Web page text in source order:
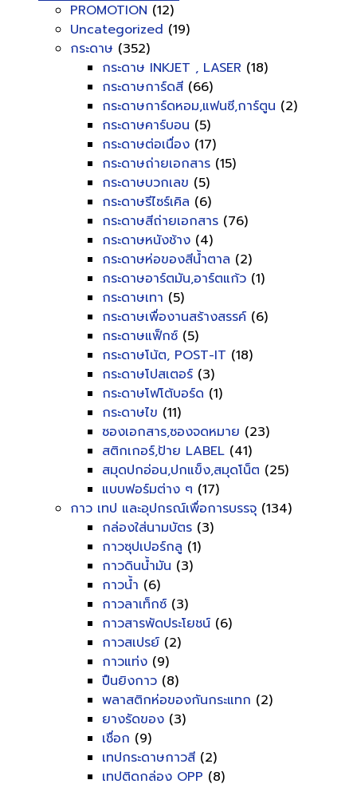
PROMOTION (12)
Uncategorized (19)
กระดาษ (352)
กระดาษ INKJET , LASER (18)
กระดาษการ์ดสี (66)
กระดาษการ์ดหอม,แฟนซี,การ์ตูน (2)
กระดาษคาร์บอน (5)
กระดาษต่อเนื่อง (17)
กระดาษถ่ายเอกสาร (15)
กระดาษบวกเลข (5)
กระดาษรีไซร์เคิล (6)
กระดาษสีถ่ายเอกสาร (76)
กระดาษหนังช้าง (4)
กระดาษห่อของสีน้ำตาล (2)
กระดาษอาร์ตมัน,อาร์ตแก้ว (1)
กระดาษเทา (5)
กระดาษเพื่องานสร้างสรรค์ (6)
กระดาษแฟ็กซ์ (5)
กระดาษโน้ต, POST-IT (18)
กระดาษโปสเตอร์ (3)
กระดาษโฟโต้บอร์ด (1)
กระดาษไข (11)
ซองเอกสาร,ซองจดหมาย (23)
สติกเกอร์,ป้าย LABEL (41)
สมุดปกอ่อน,ปกแข็ง,สมุดโน็ต (25)
แบบฟอร์มต่าง ๆ (17)
กาว เทป และอุปกรณ์เพื่อการบรรจุ (134)
กล่องใส่นามบัตร (3)
กาวซุปเปอร์กลู (1)
กาวดินน้ำมัน (3)
กาวน้ำ (6)
กาวลาเท็กซ์ (3)
กาวสารพัดประโยชน์ (6)
กาวสเปรย์ (2)
กาวแท่ง (9)
ปืนยิงกาว (8)
พลาสติกห่อของกันกระแทก (2)
ยางรัดของ (3)
เชื่อก (9)
เทปกระดาษกาวสี (2)
เทปติดกล่อง OPP (8)